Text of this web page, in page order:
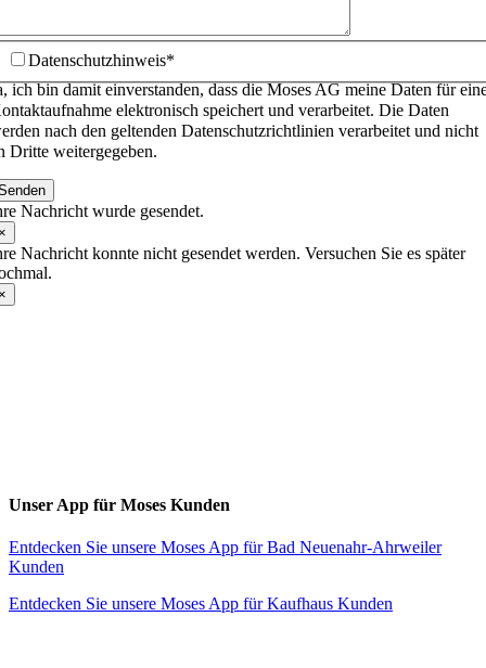
Datenschutzhinweis*
ich bin damit einverstanden, dass die Moses AG meine Daten für
elektronisch speichert und verarbeitet. Die Daten
nach den geltenden Datenschutzrichtlinien verarbeitet und nicht
Dritte weitergegeben.
Nachricht wurde gesendet.
Nachricht konnte nicht gesendet werden. Versuchen Sie es später
Unser App für Moses Kunden
Entdecken Sie unsere Moses App für Bad Neuenahr-Ahrweiler
Kunden
Entdecken Sie unsere Moses App für Kaufhaus Kunden